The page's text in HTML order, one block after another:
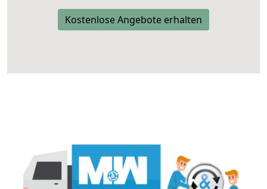
Kostenlose Angebote erhalten